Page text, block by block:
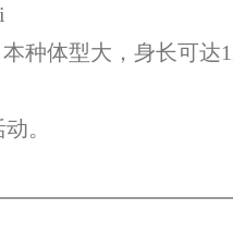
种体型大，身长可达
。